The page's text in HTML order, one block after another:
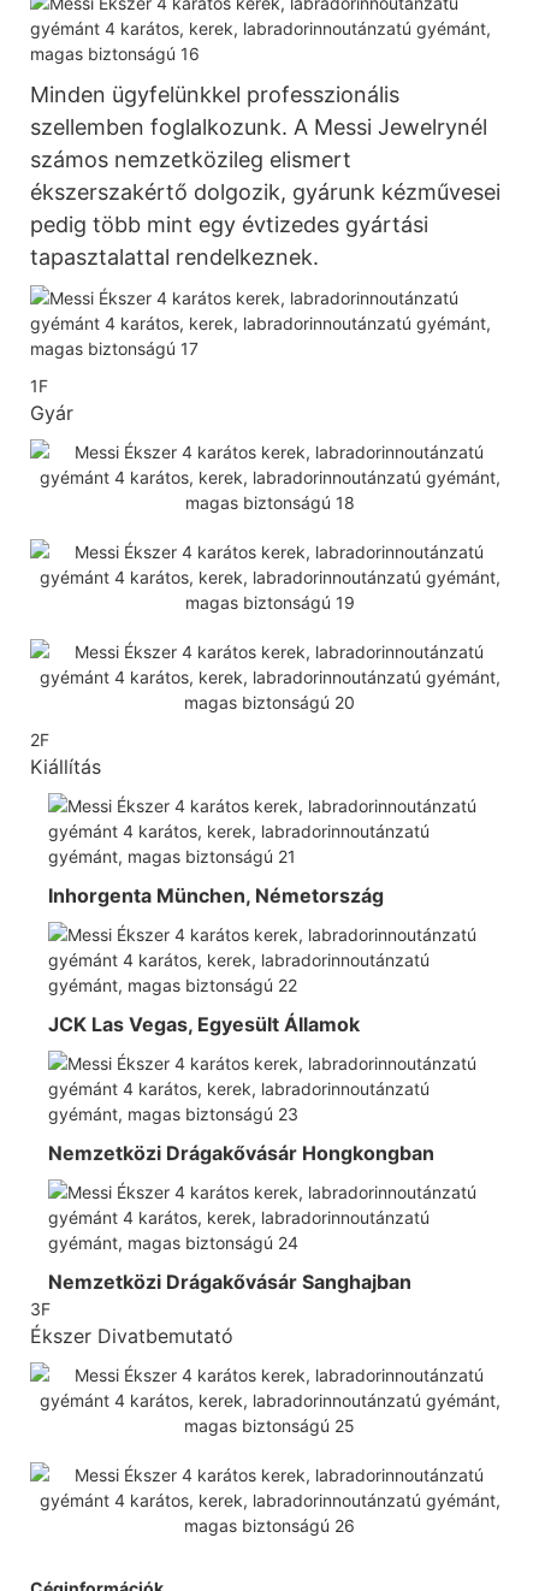
Minden ügyfelünkkel professzionális
szellemben foglalkozunk. A Messi Jewelrynél
számos nemzetközileg elismert
ékszerszakértő dolgozik, gyárunk kézművesei
pedig több mint egy évtizedes gyártási
tapasztalattal rendelkeznek.
1F
Gyár
2F
Kiállítás
Inhorgenta München, Németország
JCK Las Vegas, Egyesült Államok
Nemzetközi Drágakővásár Hongkongban
Nemzetközi Drágakővásár Sanghajban
3F
Ékszer Divatbemutató